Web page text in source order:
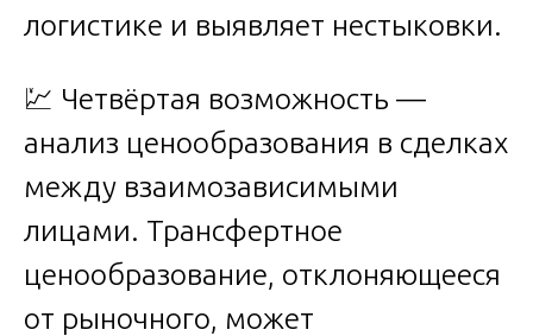
логистике и выявляет нестыковки.
💹 Четвёртая возможность —
анализ ценообразования в сделках
между взаимозависимыми
лицами. Трансфертное
ценообразование, отклоняющееся
от рыночного, может